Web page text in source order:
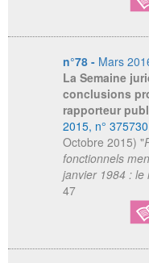
n°78 - Mars
La Semaine
conclusions
rapporteur
2015, n° 375730
Octobre 2015) "
fonctionnels
janvier 1984 : le
47